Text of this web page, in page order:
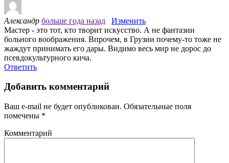
Александр больше года назад
Изменить
Мастер - это тот, кто творит искусство. А не фантазии
больного воображения. Впрочем, в Грузии почему-то тоже не
жаждут принимать его дары. Видимо весь мир не дорос до
псевдокультурного кича.
Ответить
Добавить комментарий
Ваш e-mail не будет опубликован. Обязательные поля
помечены *
Комментарий